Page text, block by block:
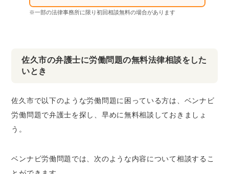
※一部の法律事務所に限り初回相談無料の場合があります
佐久市の弁護士に労働問題の無料法律相談をした
いとき
佐久市で以下のような労働問題に困っている方は、ベンナビ
労働問題で弁護士を探し、早めに無料相談しておきましょ
う。
ベンナビ労働問題では、次のような内容について相談するこ